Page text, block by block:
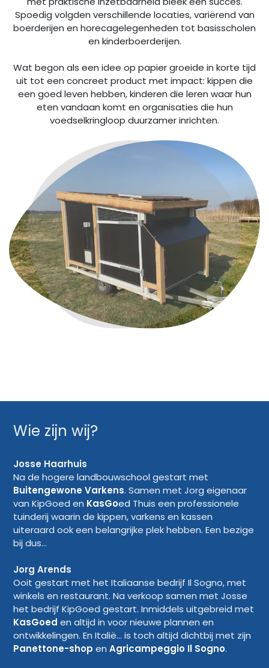
Spoedig volgden verschillende locaties, variërend van
boerderijen en horecagelegenheden tot basisscholen
en kinderboerderijen.
Wat begon als een idee op papier groeide in korte tijd
uit tot een concreet product met impact: kippen die
een goed leven hebben, kinderen die leren waar hun
eten vandaan komt en organisaties die hun
voedselkringloop duurzamer inrichten.
Wie zijn wij?
Josse Haarhuis
Na de hogere landbouwschool gestart met
Buitengewone Varkens. Samen met Jorg eigenaar
van KipGoed en KasGoed Thuis een professionele
tuinderij waarin de kippen, varkens en kassen
uiteraard ook een belangrijke plek hebben. Een bezige
bij dus...
Jorg Arends
Ooit gestart met het Italiaanse bedrijf Il Sogno, met
winkels en restaurant. Na verkoop samen met Josse
het bedrijf KipGoed gestart. Inmiddels uitgebreid met
KasGoed en altijd in voor nieuwe plannen en
ontwikkelingen. En Italië... is toch altijd dichtbij met zijn
Panettone-shop enAgricampeggio Il Sogno.